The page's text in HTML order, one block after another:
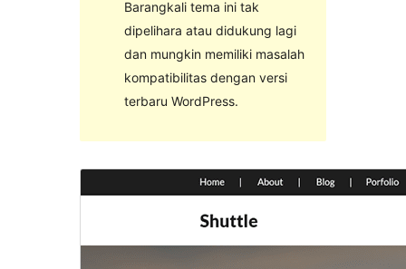
Barangkali tema ini tak
dipelihara atau didukung lagi
dan mungkin memiliki masalah
kompatibilitas dengan versi
terbaru WordPress.